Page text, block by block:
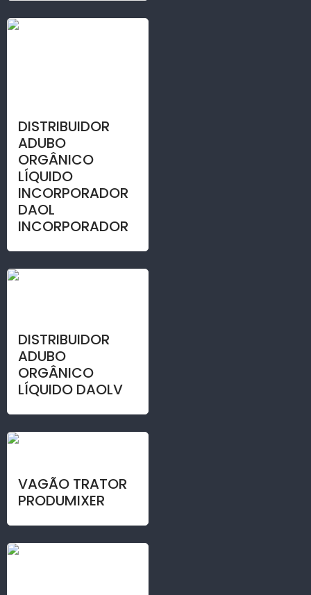
DISTRIBUIDOR
ADUBO
ORGÂNICO
LÍQUIDO
INCORPORADOR
DAOL
INCORPORADOR
DISTRIBUIDOR
ADUBO
ORGÂNICO
LÍQUIDO DAOLV
VAGÃO TRATOR
PRODUMIXER